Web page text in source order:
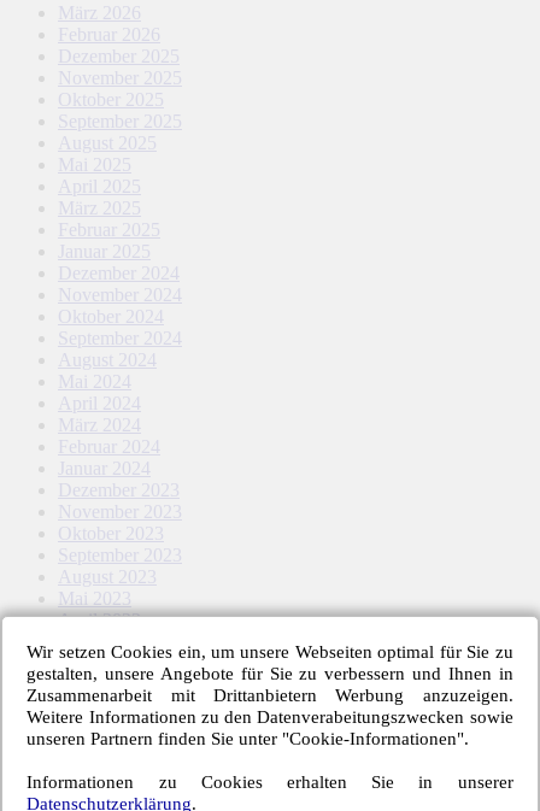
März 2026
Februar 2026
Dezember 2025
November 2025
Oktober 2025
September 2025
August 2025
Mai 2025
April 2025
März 2025
Februar 2025
Januar 2025
Dezember 2024
November 2024
Oktober 2024
September 2024
August 2024
Mai 2024
April 2024
März 2024
Februar 2024
Januar 2024
Dezember 2023
November 2023
Oktober 2023
September 2023
August 2023
Mai 2023
April 2023
März 2023
Februar 2023
Januar 2023
November 2022
Oktober 2022
September 2022
August 2022
Mai 2022
Wir setzen Cookies ein, um unsere Webseiten optimal für Sie zu
gestalten, unsere Angebote für Sie zu verbessern und Ihnen in
Zusammenarbeit mit Drittanbietern Werbung anzuzeigen.
Weitere Informationen zu den Datenverabeitungszwecken sowie
unseren Partnern finden Sie unter "Cookie-Informationen".
Informationen zu Cookies erhalten Sie in unserer
Datenschutzerklärung.